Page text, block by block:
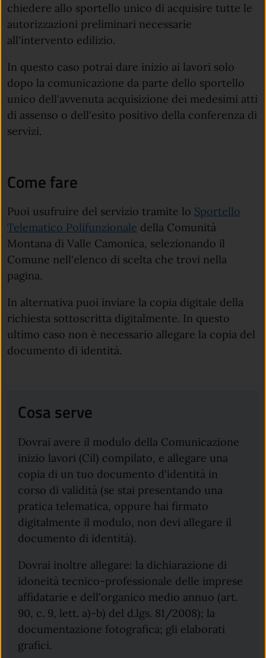
chiedere allo sportello unico di acquisire tutte le
autorizzazioni preliminari necessarie
all'intervento edilizio.
In questo caso potrai dare inizio ai lavori solo
dopo la comunicazione da parte dello sportello
unico dell'avvenuta acquisizione dei medesimi atti
di assenso o dell'esito positivo della conferenza di
servizi.
Come fare
Puoi usufruire del servizio tramite lo Sportello
Telematico Polifunzionale della Comunità
Montana di Valle Camonica, selezionando il
Comune nell'elenco di scelta che trovi nella
pagina.
In alternativa puoi inviare la copia digitale della
richiesta sottoscritta digitalmente. In questo
ultimo caso non è necessario allegare la copia del
documento di identità.
Cosa serve
Dovrai avere il modulo della Comunicazione
inizio lavori (Cil) compilato, e allegare una
copia di un tuo documento d'identità in
corso di validità (se stai presentando una
pratica telematica, oppure hai firmato
digitalmente il modulo, non devi allegare il
documento di identità).
Dovrai inoltre allegare: la dichiarazione di
idoneità tecnico-professionale delle imprese
affidatarie e dell'organico medio annuo (art.
90, c. 9, lett. a)-b) del d.lgs. 81/2008); la
documentazione fotografica; gli elaborati
grafici.